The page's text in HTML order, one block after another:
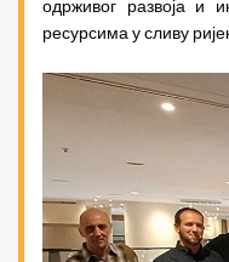
одрживог развоја и
ресурсима у сливу